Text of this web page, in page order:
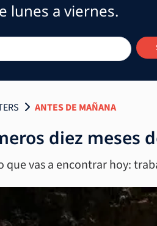
lunes a viernes.
ANTES DE MAÑANA
diez meses
que vas a encontrar hoy: